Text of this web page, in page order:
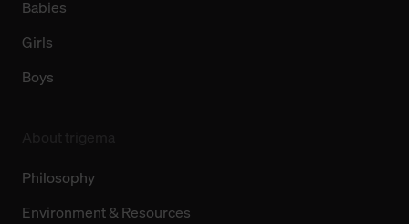
Babies
Girls
Boys
Philosophy
Environment & Resources